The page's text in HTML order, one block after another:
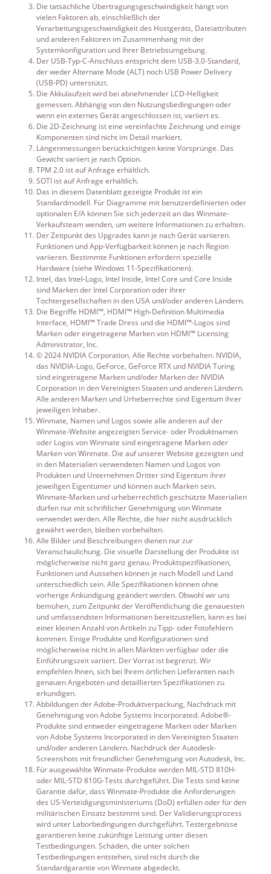
Die tatsächliche Übertragungsgeschwindigkeit hängt von
vielen Faktoren ab, einschließlich der
Verarbeitungsgeschwindigkeit des Hostgeräts, Dateiattributen
und anderen Faktoren im Zusammenhang mit der
Systemkonfiguration und Ihrer Betriebsumgebung.
Der USB-Typ-C-Anschluss entspricht dem USB-3.0-Standard,
der weder Alternate Mode (ALT) noch USB Power Delivery
(USB-PD) unterstützt.
Die Akkulaufzeit wird bei abnehmender LCD-Helligkeit
gemessen. Abhängig von den Nutzungsbedingungen oder
wenn ein externes Gerät angeschlossen ist, variiert es.
Die 2D-Zeichnung ist eine vereinfachte Zeichnung und einige
Komponenten sind nicht im Detail markiert.
Längenmessungen berücksichtigen keine Vorsprünge. Das
Gewicht variiert je nach Option.
TPM 2.0 ist auf Anfrage erhältlich.
SOTI ist auf Anfrage erhältlich.
Das in diesem Datenblatt gezeigte Produkt ist ein
Standardmodell. Für Diagramme mit benutzerdefinierten oder
optionalen E/A können Sie sich jederzeit an das Winmate-
Verkaufsteam wenden, um weitere Informationen zu erhalten.
Der Zeitpunkt des Upgrades kann je nach Gerät variieren.
Funktionen und App-Verfügbarkeit können je nach Region
variieren. Bestimmte Funktionen erfordern spezielle
Hardware (siehe Windows 11-Spezifikationen).
Intel, das Intel-Logo, Intel Inside, Intel Core und Core Inside
sind Marken der Intel Corporation oder ihrer
Tochtergesellschaften in den USA und/oder anderen Ländern.
Die Begriffe HDMI™, HDMI™ High-Definition Multimedia
Interface, HDMI™ Trade Dress und die HDMI™-Logos sind
Marken oder eingetragene Marken von HDMI™ Licensing
Administrator, Inc.
© 2024 NVIDIA Corporation. Alle Rechte vorbehalten. NVIDIA,
das NVIDIA-Logo, GeForce, GeForce RTX und NVIDIA Turing
sind eingetragene Marken und/oder Marken der NVIDIA
Corporation in den Vereinigten Staaten und anderen Ländern.
Alle anderen Marken und Urheberrechte sind Eigentum ihrer
jeweiligen Inhaber.
Winmate, Namen und Logos sowie alle anderen auf der
Winmate-Website angezeigten Service- oder Produktnamen
oder Logos von Winmate sind eingetragene Marken oder
Marken von Winmate. Die auf unserer Website gezeigten und
in den Materialien verwendeten Namen und Logos von
Produkten und Unternehmen Dritter sind Eigentum ihrer
jeweiligen Eigentümer und können auch Marken sein.
Winmate-Marken und urheberrechtlich geschützte Materialien
dürfen nur mit schriftlicher Genehmigung von Winmate
verwendet werden. Alle Rechte, die hier nicht ausdrücklich
gewährt werden, bleiben vorbehalten.
Alle Bilder und Beschreibungen dienen nur zur
Veranschaulichung. Die visuelle Darstellung der Produkte ist
möglicherweise nicht ganz genau. Produktspezifikationen,
Funktionen und Aussehen können je nach Modell und Land
unterschiedlich sein. Alle Spezifikationen können ohne
vorherige Ankündigung geändert werden. Obwohl wir uns
bemühen, zum Zeitpunkt der Veröffentlichung die genauesten
und umfassendsten Informationen bereitzustellen, kann es bei
einer kleinen Anzahl von Artikeln zu Tipp- oder Fotofehlern
kommen. Einige Produkte und Konfigurationen sind
möglicherweise nicht in allen Märkten verfügbar oder die
Einführungszeit variiert. Der Vorrat ist begrenzt. Wir
empfehlen Ihnen, sich bei Ihrem örtlichen Lieferanten nach
genauen Angeboten und detaillierten Spezifikationen zu
erkundigen.
Abbildungen der Adobe-Produktverpackung, Nachdruck mit
Genehmigung von Adobe Systems Incorporated. Adobe®-
Produkte sind entweder eingetragene Marken oder Marken
von Adobe Systems Incorporated in den Vereinigten Staaten
und/oder anderen Ländern. Nachdruck der Autodesk-
Screenshots mit freundlicher Genehmigung von Autodesk, Inc.
Für ausgewählte Winmate-Produkte werden MIL-STD 810H-
oder MIL-STD 810G-Tests durchgeführt. Die Tests sind keine
Garantie dafür, dass Winmate-Produkte die Anforderungen
des US-Verteidigungsministeriums (DoD) erfüllen oder für den
militärischen Einsatz bestimmt sind. Der Validierungsprozess
wird unter Laborbedingungen durchgeführt. Testergebnisse
garantieren keine zukünftige Leistung unter diesen
Testbedingungen. Schäden, die unter solchen
Testbedingungen entstehen, sind nicht durch die
Standardgarantie von Winmate abgedeckt.